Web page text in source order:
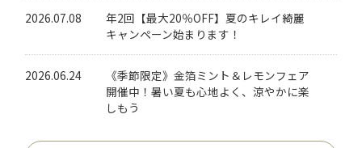
年2回【最大20％OFF】夏のキレイ綺麗
キャンペーン始まります！
2026.07.08
《季節限定》金箔ミント＆レモンフェア
開催中！暑い夏も心地よく、涼やかに楽
しもう
2026.06.24